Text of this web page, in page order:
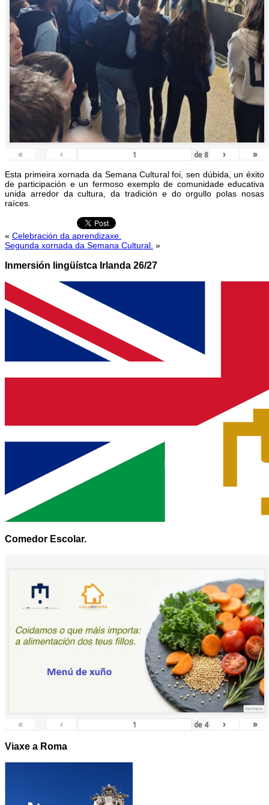
« ‹ de 8 › »
Esta primeira xornada da Semana Cultural foi, sen dúbida, un éxito
de participación e un fermoso exemplo de comunidade educativa
unida arredor da cultura, da tradición e do orgullo polas nosas
raíces.
« Celebración da aprendizaxe.
Segunda xornada da Semana Cultural. »
Inmersión lingüístca Irlanda 26/27
Comedor Escolar.
« ‹ de 4 › »
Viaxe a Roma